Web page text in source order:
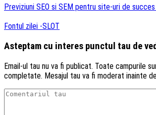
Previziuni SEO si SEM pentru site-uri de
Fontul zilei -SLOT
Asteptam cu interes punctul tau de
Email-ul tau nu va fi publicat. Toate campurile
completate. Mesajul tau va fi moderat inainte